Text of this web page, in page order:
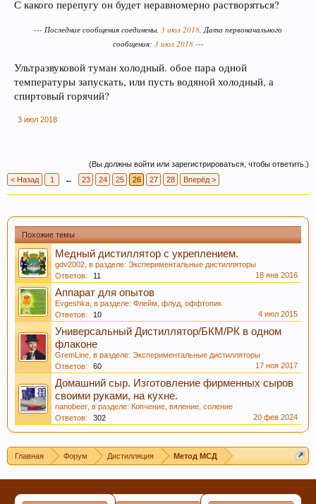
С какого перепугу он будет неравномерно растворяться?
--- Последние сообщения соединены, 3 июл 2018, Дата первоначального
сообщения: 3 июл 2018---
Ультразвуковой туман холодный. обое пара одной
температуры запускать, или пусть водяной холодный, а
спиртовый горячий?
3 июл 2018
(Вы должны войти или зарегистрироваться, чтобы ответить.)
< Назад
1 ← 23 24 25 26 27 28 Вперёд >
Похожие темы
Медный дистиллятор с укреплением.
gdv2002 , в разделе: Экспериментальные дистилляторы
Ответов:
11 18 янв 2016
Аппарат для опытов
Evgeshka , в разделе: Флейм, флуд, оффтопик
Ответов:
10 4 июл 2015
Универсальный Дистиллятор/БКМ/РК в одном
флаконе
GremLine , в разделе: Экспериментальные дистилляторы
Ответов:
60 17 ноя 2017
Домашний сыр. Изготовление фирменных сыров
своими руками, на кухне.
nanobeer , в разделе: Копчение, вяление, соление
Ответов:
302 20 фев 2024
Главная Форум Дистилляция Метод МСД